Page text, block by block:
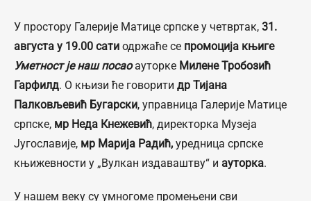
У простору Галерије Матице српске у четвртак, 31.
августа у 19.00 сати одржаће се промоција књиге
Уметност је наш посаоауторке Милене Тробозић
Гарфилд. О књизи ће говорити др Тијана
Палковљевић Бугарски, управница Галерије Матице
српске, мр Неда Кнежевић, директорка Музеја
Југославије, мр Марија Радић, уредница српске
књижевности у „Вулкан издаваштву“ и ауторка.
У нашем веку су умногоме промењени сви